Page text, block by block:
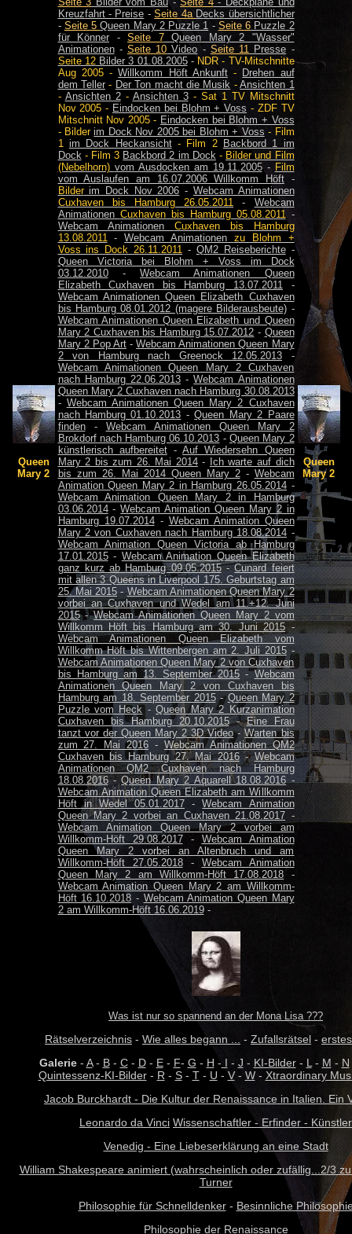
Queen
Mary 2
Kreuzfahrt - Preise -Seite 4aDecks übersichtlicher
- Seite 5Queen Mary 2 Puzzle 1 -Seite 6 Puzzle 2
für Könner - Seite 7Queen Mary 2 "Wasser"
Animationen- Seite 10 Video - Seite 11 Presse -
Seite 12Bilder 3 01.08.2005- NDR - TV-Mitschnitte
Aug 2005 -Willkomm Höft Ankunft- Drehen auf
dem Teller- Der Ton macht die Musik -Ansichten 1
- Ansichten 2- Ansichten 3- Sat 1 TV Mitschnitt
Nov 2005 - Eindocken bei Blohm + Voss - ZDF TV
Mitschnitt Nov 2005 - Eindocken bei Blohm + Voss
- Bilderim Dock Nov 2005 bei Blohm + Voss - Film
1 im Dock Heckansicht- Film 2 Backbord 1 im
Dock- Film 3 Backbord 2 im Dock- Bilder und Film
(Nebelhorn) vom Ausdocken am 19.11.2005- Film
vom Auslaufen am 16.07.2006 Willkomm Höft-
Bilderim Dock Nov 2006 - Webcam Animationen
Cuxhaven bis Hamburg
26.05.2011 - Webcam
Animationen Cuxhaven bis Hamburg 05.08.2011-
Webcam Animationen Cuxhaven bis Hamburg
13.08.2011-Webcam Animationen zu Blohm +
Voss ins Dock 26.11.2011 - QM2 Reiseberichte-
Queen Victoria bei Blohm + Voss im Dock
03.12.2010- Webcam Animationen Queen
Elizabeth Cuxhaven bis Hamburg 13.07.2011
-
Webcam Animationen Queen Elizabeth Cuxhaven
bis Hamburg 08.01.2012 (magere Bilderausbeute) -
Webcam Animationen Queen Elizabeth und Queen
Mary 2 Cuxhaven bis Hamburg 15.07.2012 - Queen
Mary 2 Pop Art-Webcam Animationen Queen Mary
2 von Hamburg nach Greenock 12.05.2013 -
Webcam Animationen Queen Mary 2 Cuxhaven
nach Hamburg 22.06.2013-Webcam Animationen
Queen Mary 2 Cuxhaven nach Hamburg 30.08.2013
- Webcam Animationen Queen Mary 2 Cuxhaven
nach Hamburg 01.10.2013 -Queen Mary 2 Paare
finden- Webcam Animationen Queen Mary 2
Brokdorf nach Hamburg 06.10.2013 - Queen Mary 2
künstlerisch aufbereitet-Auf Wiedersehn Queen
Mary 2 bis zum 26. Mai 2014-
Ich warte auf dich
bis zum 26. Mai 2014 Queen Mary 2- Webcam
Animation Queen Mary 2 in Hamburg 26.05.2014-
Webcam Animation Queen Mary 2 in Hamburg
03.06.2014-Webcam Animation Queen Mary 2 in
Hamburg 19.07.2014- Webcam Animation Queen
Mary 2 von Cuxhaven nach Hamburg 18.08.2014 -
Webcam Animation Queen Victoria ab Hamburg
17.01.2015- Webcam Animation Queen Elizabeth
ganz kurz ab Hamburg 09.05.2015-Cunard feiert
mit allen 3 Queens in Liverpool 175. Geburtstag am
25. Mai 2015-Webcam Animationen Queen Mary 2
vorbei an Cuxhaven und Wedel am 11.+12. Juni
2015-Webcam Animationen Queen Mary 2 vom
Willkomm Höft bis Hamburg am 30. Juni 2015-
Webcam Animationen Queen Elizabeth vom
Willkomm Höft bis Wittenbergen am 2. Juli 2015-
Webcam Animationen Queen Mary 2 von Cuxhaven
bis Hamburg am 13. September 2015 -Webcam
Animationen Queen Mary 2 von Cuxhaven bis
Hamburg am 18. September 2015-Queen Mary 2
Puzzle vom Heck -Queen Mary 2 Kurzanimation
Cuxhaven bis Hamburg 20.10.2015-Eine Frau
tanzt vor der Queen Mary 2 3D Video-Warten bis
zum 27. Mai 2016 - Webcam Animationen QM2
Cuxhaven bis Hamburg 27. Mai 2016-Webcam
Animationen QM2 Cuxhaven nach Hamburg
18.08.2016-Queen Mary 2 Aquarell 18.08.2016-
Webcam Animation Queen Elizabeth am Willkomm
Höft in Wedel 05.01.2017 -Webcam Animation
Queen Mary 2 vorbei an Cuxhaven 21.08.2017 -
Webcam Animation Queen Mary 2 vorbei am
Willkomm-Höft 29.08.2017- Webcam Animation
Queen Mary 2 vorbei an Altenbruch und am
Willkomm-Höft 27.05.2018- Webcam Animation
Queen Mary 2 am Willkomm-Höft 17.08.2018 -
Webcam Animation Queen Mary 2 am Willkomm-
Höft 16.10.2018 - Webcam Animation Queen Mary
2 am Willkomm-Höft 16.06.2019-
Queen
Mary 2
Was ist nur so spannend an der Mona Lisa ???
Rätselverzeichnis - Wie alles begann ... - Zufallsrätsel -
Galerie- A- B- C- D- E- F- G - H - I - J - KI-Bilder- L - M - N
Quintessenz-KI-Bilder- R - S- T- U - V- W- Xtraordinary
Jacob Burckhardt - Die Kultur der Renaissance in Italien. Ein
Leonardo da Vinci Wissenschaftler - Erfinder - Künstler
Venedig - Eine Liebeserklärung an eine Stadt
William Shakespeare animiert (wahrscheinlich oder zufällig...2/3
Turner
Philosophie für Schnelldenker- Besinnliche
Philosophie der Renaissance